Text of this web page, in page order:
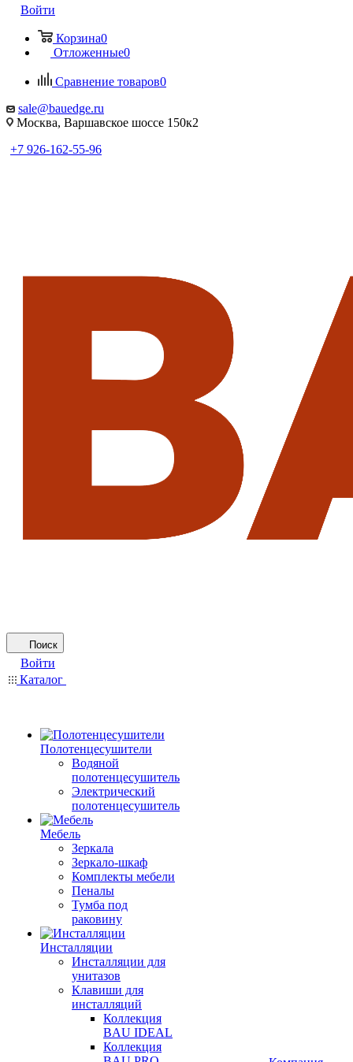
Войти
Корзина0
Отложенные0
Сравнение товаров0
sale@bauedge.ru
Москва, Варшавское шоссе 150к2
+7 926-162-55-96
Поиск
Войти
Каталог
Полотенцесушители
Водяной
полотенцесушитель
Электрический
полотенцесушитель
Мебель
Зеркала
Зеркало-шкаф
Комплекты мебели
Пеналы
Тумба под
раковину
Инсталляции
Инсталляции для
унитазов
Клавиши для
инсталляций
Коллекция
BAU IDEAL
Коллекция